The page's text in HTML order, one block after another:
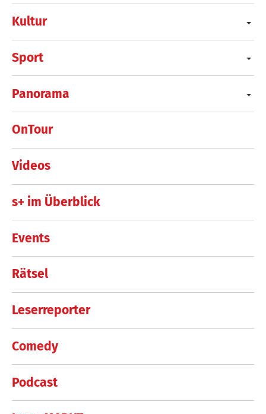
Kultur
Sport
Panorama
OnTour
Videos
s+ im Überblick
Events
Rätsel
Leserreporter
Comedy
Podcast